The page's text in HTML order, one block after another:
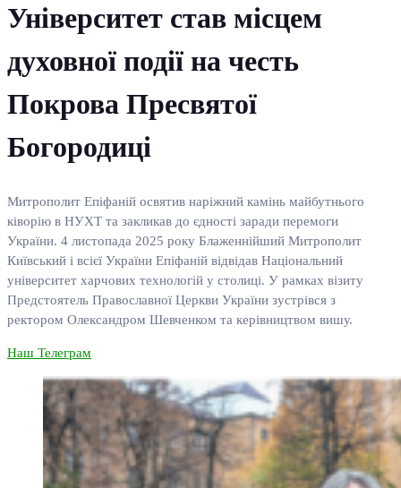
Університет став місцем
духовної події на честь
Покрова Пресвятої
Богородиці
Митрополит Епіфаній освятив наріжний камінь майбутнього
ківорію в НУХТ та закликав до єдності заради перемоги
України. 4 листопада 2025 року Блаженнійший Митрополит
Київський і всієї України Епіфаній відвідав Національний
університет харчових технологій у столиці. У рамках візиту
Предстоятель Православної Церкви України зустрівся з
ректором Олександром Шевченком та керівництвом вишу.
Наш Телеграм